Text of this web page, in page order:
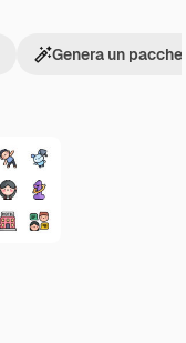
Genera un